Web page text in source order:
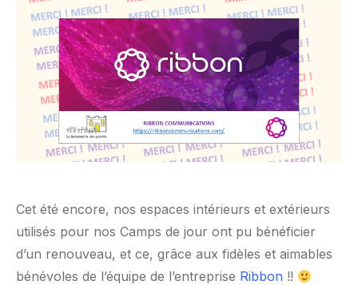
Cet été encore, nos espaces intérieurs et extérieurs
utilisés pour nos Camps de jour ont pu bénéficier
d’un renouveau, et ce, grâce aux fidèles et aimables
bénévoles de l’équipe de l’entreprise Ribbon !!